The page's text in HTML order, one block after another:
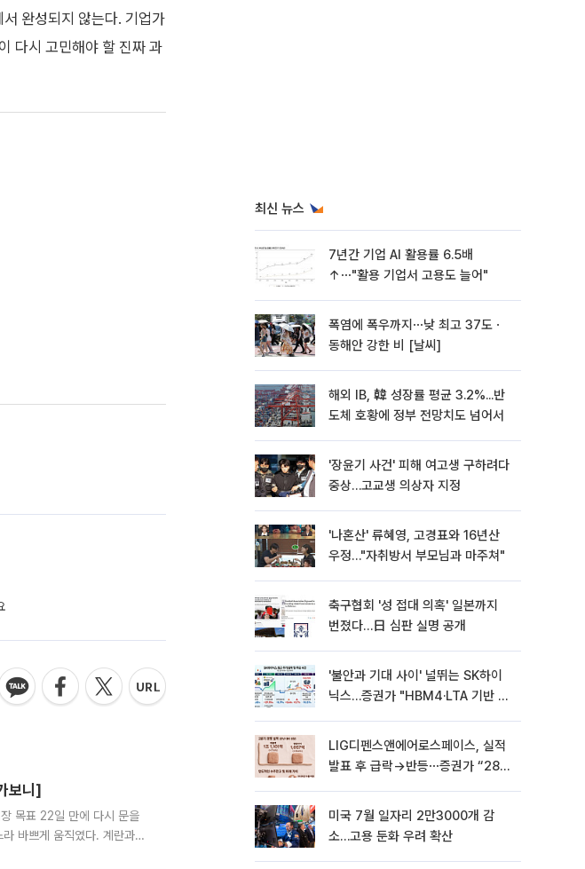
완성되지 않는다. 기업가
다시 고민해야 할 진짜 과
보니]
목표 22일 만에 다시 문을
바쁘게 움직였다. 계란과
최신 뉴스
7년간 기업 AI 활용률 6.5배
↑⋯"활용 기업서 고용도 늘어"
폭염에 폭우까지⋯낮 최고 37도ㆍ
동해안 강한 비 [날씨]
해외 IB, 韓 성장률 평균 3.2%...반
도체 호황에 정부 전망치도 넘어서
'장윤기 사건' 피해 여고생 구하려다
중상…고교생 의상자 지정
'나혼산' 류혜영, 고경표와 16년산
우정…"자취방서 부모님과 마주쳐"
축구협회 '성 접대 의혹' 일본까지
번졌다…日 심판 실명 공개
'불안과 기대 사이' 널뛰는 SK하이
닉스…증권가 "HBM4·LTA 기반 펀
LIG디펜스앤에어로스페이스, 실적
발표 후 급락→반등⋯증권가 “28년
미국 7월 일자리 2만3000개 감
소…고용 둔화 우려 확산